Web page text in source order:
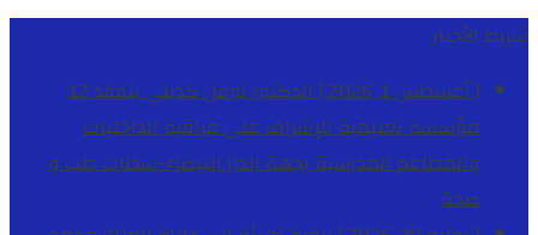
شريط الأخبار
[ أغسطس 1, 2026 ]
الدكتور نوفل كديلي يتفقد 12
مؤسسة تعليمية للإشراف على مراقبة الداخليات
والمطاعم المدرسية بجهة الدار البيضاء-سطاتطب و
صحة